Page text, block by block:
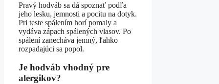
Pravý hodváb sa dá spoznať podľa
jeho lesku, jemnosti a pocitu na dotyk.
Pri teste spálením horí pomaly a
vydáva zápach spálených vlasov. Po
spálení zanecháva jemný, ľahko
rozpadajúci sa popol.
Je hodváb vhodný pre
alergikov?